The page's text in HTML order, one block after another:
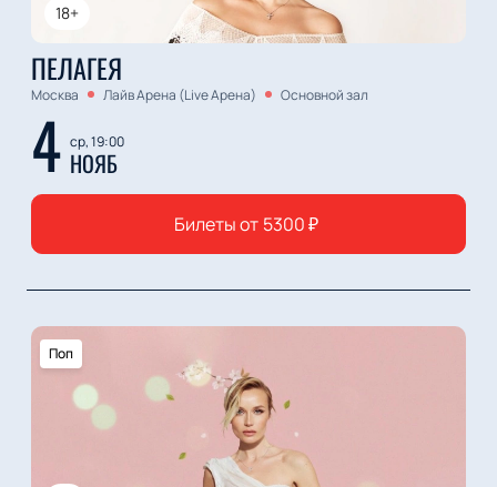
18+
ПЕЛАГЕЯ
Москва Лайв Арена (Live Арена) Основной зал
4 ср, 19:00
НОЯБ
Билеты от 5300₽
Поп